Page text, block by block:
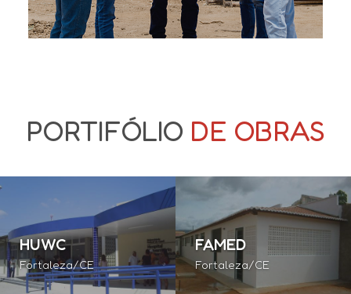
PORTIFÓLIO DE OBRAS
HUWC
Fortaleza/CE
FAMED
Fortaleza/CE